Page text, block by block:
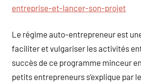
entreprise-et-lancer-son-projet
Le régime auto-entrepreneur est
faciliter et vulgariser les activités
succès de ce programme minceur
petits entrepreneurs s’explique par